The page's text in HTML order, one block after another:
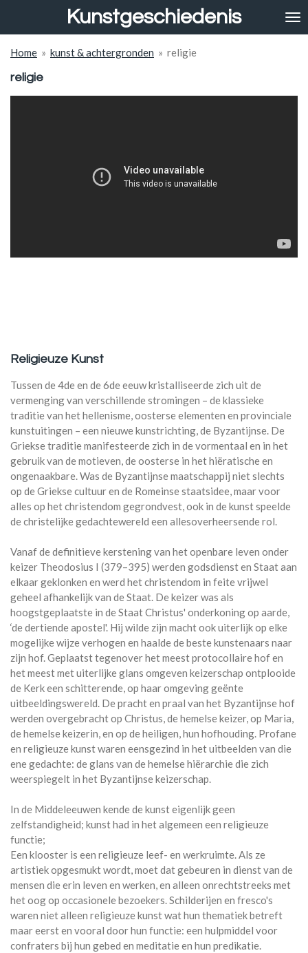
de
hoofdinhoud
Kunstgeschiedenis
Home » kunst & achtergronden » religie
religie
Religieuze Kunst
Tussen de 4de en de 6de eeuw kristalliseerde zich uit de
vermenging van verschillende stromingen – de klassieke
traditie van het hellenisme, oosterse elementen en provinciale
kunstuitingen – een nieuwe kunstrichting, de Byzantijnse. De
Griekse traditie manifesteerde zich in de vormentaal en in het
gebruik van de motieven, de oosterse in het hiëratische en
ongenaakbare. Was de Byzantijnse maatschappij niet slechts
op de Griekse cultuur en de Romeinse staatsidee, maar voor
alles op het christendom gegrondvest, ook in de kunst speelde
de christelijke gedachtewereld een allesoverheersende rol.
Vanaf de definitieve kerstening van het openbare leven onder
keizer Theodosius I (379–395) werden godsdienst en Staat aan
elkaar geklonken en werd het christendom in feite vrijwel
geheel afhankelijk van de Staat. De keizer was als
hoogstgeplaatste in de Staat Christus' onderkoning op aarde,
‘de dertiende apostel'. Hij wilde zijn macht ook uiterlijk op elke
mogelijke wijze verhogen en haalde de beste kunstenaars naar
zijn hof. Geplaatst tegenover het meest protocollaire hof en
het meest met uiterlijke glans omgeven keizerschap ontplooide
de Kerk een schitterende, op haar omgeving geënte
uitbeeldingswereld. De pracht en praal van het Byzantijnse hof
werden overgebracht op Christus, de hemelse keizer, op Maria,
de hemelse keizerin, en op de heiligen, hun hofhouding. Profane
en religieuze kunst waren eensgezind in het uitbeelden van die
ene gedachte: de glans van de hemelse hiërarchie die zich
weerspiegelt in het Byzantijnse keizerschap.
In de Middeleeuwen kende de kunst eigenlijk geen
zelfstandigheid; kunst had in het algemeen een religieuze
functie;
Een klooster is een religieuze leef- en werkruimte. Als ze
artistiek opgesmukt wordt, moet dat gebeuren in dienst van de
mensen die erin leven en werken, en alleen onrechtstreeks met
het oog op occasionele bezoekers. Schilderijen en fresco's
waren niet alleen religieuze kunst wat hun thematiek betreft
maar eerst en vooral door hun functie: een hulpmiddel voor
confraters bij hun gebed en meditatie en hun predikatie.